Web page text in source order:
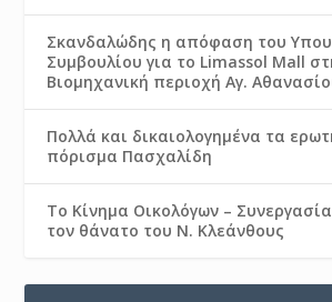
Σκανδαλώδης η απόφαση του
Συμβουλίου για το Limassol Mall
Βιομηχανική περιοχή Αγ.
Πολλά και δικαιολογημένα τα
πόρισμα Πασχαλίδη
Το Κίνημα Οικολόγων –
τον θάνατο του Ν. Κλεάνθους